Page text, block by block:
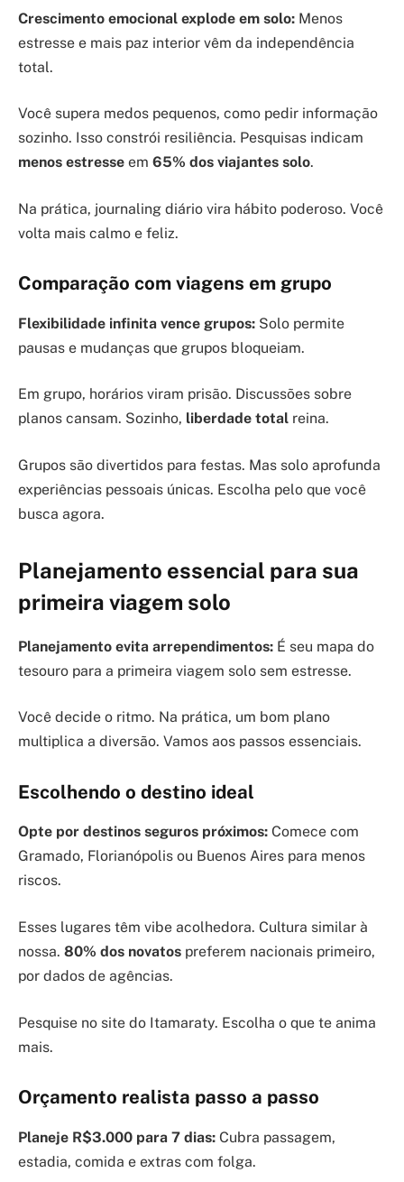
Crescimento emocional explode em solo: Menos
estresse e mais paz interior vêm da independência
total.
Você supera medos pequenos, como pedir informação
sozinho. Isso constrói resiliência. Pesquisas indicam
menos estresse em 65% dos viajantes solo.
Na prática, journaling diário vira hábito poderoso. Você
volta mais calmo e feliz.
Comparação com viagens em grupo
Flexibilidade infinita vence grupos: Solo permite
pausas e mudanças que grupos bloqueiam.
Em grupo, horários viram prisão. Discussões sobre
planos cansam. Sozinho, liberdade total reina.
Grupos são divertidos para festas. Mas solo aprofunda
experiências pessoais únicas. Escolha pelo que você
busca agora.
Planejamento essencial para sua
primeira viagem solo
Planejamento evita arrependimentos: É seu mapa do
tesouro para a primeira viagem solo sem estresse.
Você decide o ritmo. Na prática, um bom plano
multiplica a diversão. Vamos aos passos essenciais.
Escolhendo o destino ideal
Opte por destinos seguros próximos: Comece com
Gramado, Florianópolis ou Buenos Aires para menos
riscos.
Esses lugares têm vibe acolhedora. Cultura similar à
nossa. 80% dos novatos preferem nacionais primeiro,
por dados de agências.
Pesquise no site do Itamaraty. Escolha o que te anima
mais.
Orçamento realista passo a passo
Planeje R$3.000 para 7 dias: Cubra passagem,
estadia, comida e extras com folga.